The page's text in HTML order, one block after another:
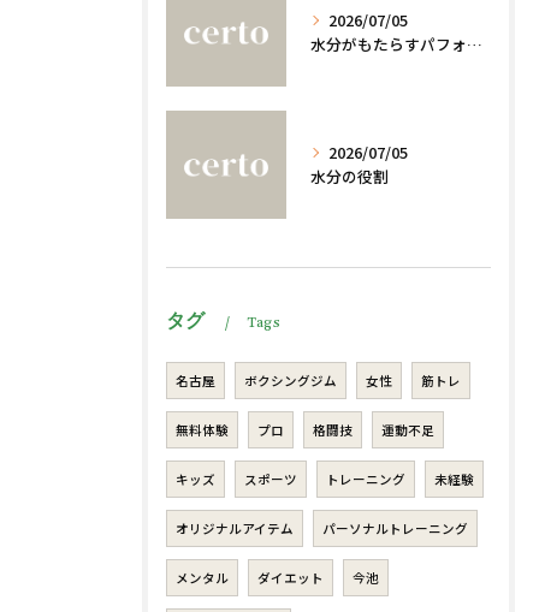
2026/07/05
水分がもたらすパフォーマンスへの影響
2026/07/05
水分の役割
タグ Tags
名古屋 ボクシングジム 女性 筋トレ
無料体験 プロ 格闘技 運動不足
キッズ スポーツ トレーニング 未経験
オリジナルアイテム パーソナルトレーニング
メンタル ダイエット 今池